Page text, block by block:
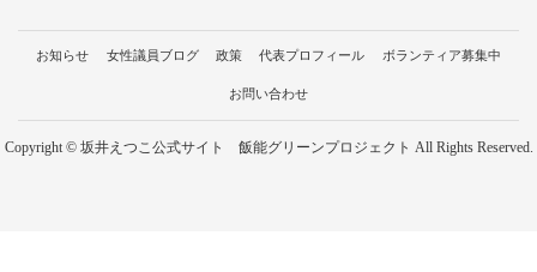
お知らせ 女性議員ブログ 政策 代表プロフィール ボランティア募集中
お問い合わせ
Copyright © 坂井えつこ公式サイト 飯能グリーンプロジェクト All Rights Reserved.